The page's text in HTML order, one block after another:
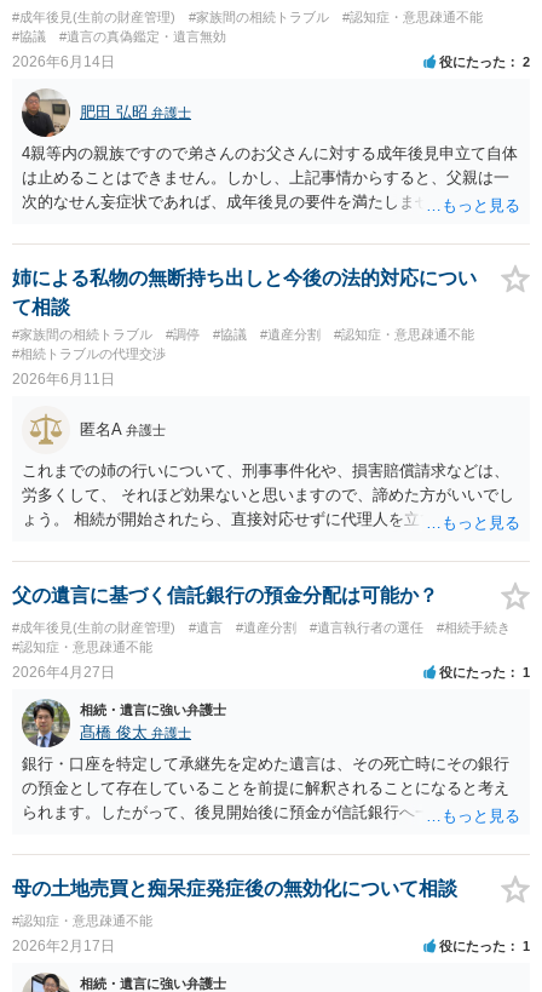
す。 仮に訴訟を起こされるなどした場合には、遺産分割手続きで依頼
される弁護士の方に対応をお願いするのが良いのではないでしょう
#成年後見(生前の財産管理) #家族間の相続トラブル
#認知症・意思疎通不能
#協議
#遺言の真偽鑑定・遺言無効
2026年6月14日 役にたった 2
肥田 弘昭 弁護士
4親等内の親族ですので弟さんのお父さんに対する成年後見申立て自体
は止めることはできません。しかし、上記事情からすると、父親は一
次的なせん妄症状であれば、成年後見の要件を満たしません。そこ
を聞かれます）。②医師に父親の精神状態を診断してもらい認知症等
の情況でないことを証明して貰いそれを証拠として裁判所に提出する
などが考えられます。ご参考にしてください。
姉による私物の無断持ち出しと今後の法的対応につい
て相談
#家族間の相続トラブル #調停 #協議 #遺産分割
#認知症・意思疎通不能
#相続トラブルの代理交渉
2026年6月11日
匿名A 弁護士
これまでの姉の行いについて、刑事事件化や、損害賠償請求などは、
労多くして、 それほど効果ないと思いますので、諦めた方がいいでし
ょう。 相続が開始されたら、直接対応せずに代理人を立てるなどし
父の遺言に基づく信託銀行の預金分配は可能か？
#成年後見(生前の財産管理) #遺言 #遺産分割 #遺言執行者の選任
#相続手続き
#認知症・意思疎通不能
2026年4月27日 役にたった 1
相続・遺言に強い弁護士
髙橋 俊太 弁護士
銀行・口座を特定して承継先を定めた遺言は、その死亡時にその銀行
の預金として存在していることを前提に解釈されることになると考え
られます。したがって、後見開始後に預金が信託銀行へ一本化される
のまま機械的に執行できるとは限らないでしょう。 他方で、遺言全体
の趣旨から「各銀行口座そのもの」ではなく「当時その口座に対応す
る財産の帰属先を分けたかった」と読める場合は、信託移行前残高を
基準に実質的に配分する余地を主張すること自体はあり得ると思いま
すが、これは解釈問題であり、相続人間の争いが生じ得るところで
す。
母の土地売買と痴呆症発症後の無効化について相談
#認知症・意思疎通不能
2026年2月17日 役にたった 1
相続・遺言に強い弁護士